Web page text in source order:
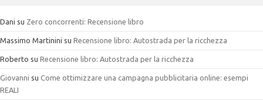
Dani su Zero concorrenti: Recensione libro
Massimo Martinini su Recensione libro: Autostrada per la ricchezza
Roberto su Recensione libro: Autostrada per la ricchezza
Giovanni su Come ottimizzare una campagna pubblicitaria online: esempi
REALI